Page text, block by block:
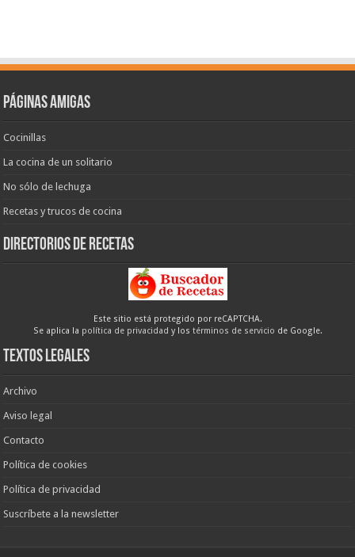
Páginas amigas
Cocinillas
La cocina de un solitario
No sólo de lechuga
Recetas y trucos de cocina
Directorios de recetas
Este sitio está protegido por reCAPTCHA.
Se aplica la política de privacidad y los términos de servicio de Google.
Textos legales
Archivo
Aviso legal
Contacto
Política de cookies
Política de privacidad
Suscríbete a la newsletter